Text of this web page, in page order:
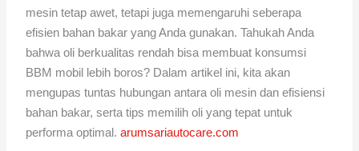
mesin tetap awet, tetapi juga memengaruhi seberapa
efisien bahan bakar yang Anda gunakan. Tahukah Anda
bahwa oli berkualitas rendah bisa membuat konsumsi
BBM mobil lebih boros? Dalam artikel ini, kita akan
mengupas tuntas hubungan antara oli mesin dan efisiensi
bahan bakar, serta tips memilih oli yang tepat untuk
performa optimal.arumsariautocare.com